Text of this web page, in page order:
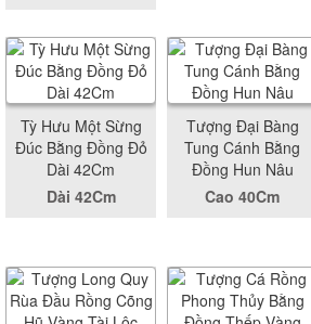
Tỳ Hưu Một Sừng
Đúc Bằng Đồng Đỏ
Dài 42Cm
Dài 42Cm
Tượng Đại Bàng
Tung Cánh Bằng
Đồng Hun Nâu
Cao 40Cm